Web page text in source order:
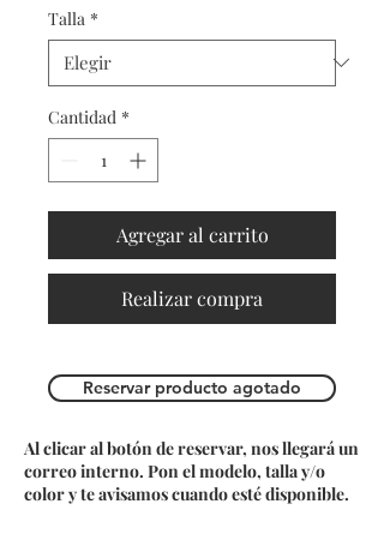
Talla *
Cantidad *
Agregar al carrito
Realizar compra
Reservar producto agotado
Al clicar al botón de reservar, nos llegará un
correo interno. Pon el modelo, talla y/o
color y te avisamos cuando esté disponible.